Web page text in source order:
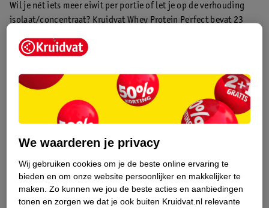
Wil je nét iets meer eiwit per portie of let je op de verhouding
isolaat/concentraat? Kruidvat Whey Protein Perfect bevat 23
gebalanceerde formule voor iedereen die regelmatig sport en
verschillende smaken.
Whey Protein Specials – afgestemd op specifieke
voorkeuren
koolhydraten? Dan past een product uit onze Specials-lijn goed
bij jou:
Whey Protein Isolate:100% isolaat, 24 gram eiwit per
portie.
We waarderen je privacy
Wij gebruiken cookies om je de beste online ervaring te
bieden en om onze website persoonlijker en makkelijker te
maken. Zo kunnen we jou de beste acties en aanbiedingen
tonen en zorgen we dat je ook buiten Kruidvat.nl relevante